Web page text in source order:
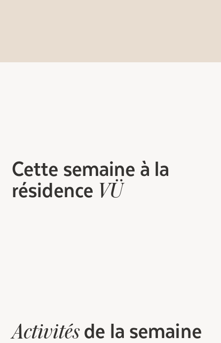
Cette semaine à la
résidence VÜ
Activitésde la semaine